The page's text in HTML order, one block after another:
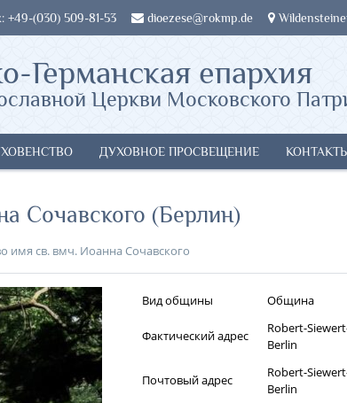
+49-(030) 509-81-53 dioezese@rokmp.de
Германская епархия
Церкви Московского
ДУХОВНОЕ ПРОСВЕЩЕНИЕ
Сочавского (Берлин)
имя св. вмч. Иоанна Сочавского
Вид общины Община
Фактический адрес
Robert-
Berlin
Почтовый адрес
Robert-
Berlin